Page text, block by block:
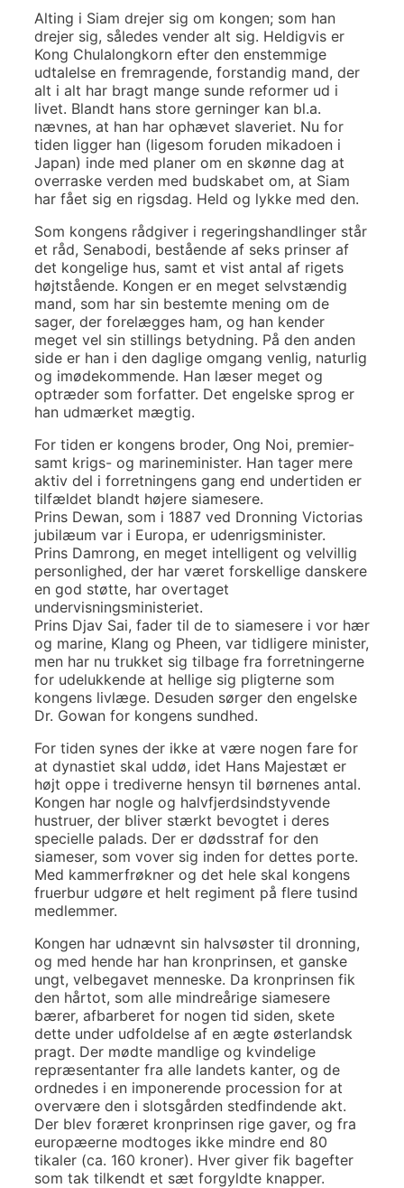
Alting i Siam drejer sig om kongen; som han
drejer sig, således vender alt sig. Heldigvis er
Kong Chulalongkorn efter den enstemmige
udtalelse en fremragende, forstandig mand, der
alt i alt har bragt mange sunde reformer ud i
livet. Blandt hans store gerninger kan bl.a.
nævnes, at han har ophævet slaveriet. Nu for
tiden ligger han (ligesom foruden mikadoen i
Japan) inde med planer om en skønne dag at
overraske verden med budskabet om, at Siam
har fået sig en rigsdag. Held og lykke med den.
Som kongens rådgiver i regeringshandlinger står
et råd, Senabodi, bestående af seks prinser af
det kongelige hus, samt et vist antal af rigets
højtstående. Kongen er en meget selvstændig
mand, som har sin bestemte mening om de
sager, der forelægges ham, og han kender
meget vel sin stillings betydning. På den anden
side er han i den daglige omgang venlig, naturlig
og imødekommende. Han læser meget og
optræder som forfatter. Det engelske sprog er
han udmærket mægtig.
For tiden er kongens broder, Ong Noi, premier-
samt krigs- og marineminister. Han tager mere
aktiv del i forretningens gang end undertiden er
tilfældet blandt højere siamesere.
Prins Dewan, som i 1887 ved Dronning Victorias
jubilæum var i Europa, er udenrigsminister.
Prins Damrong, en meget intelligent og velvillig
personlighed, der har været forskellige danskere
en god støtte, har overtaget
undervisningsministeriet.
Prins Djav Sai, fader til de to siamesere i vor hær
og marine, Klang og Pheen, var tidligere minister,
men har nu trukket sig tilbage fra forretningerne
for udelukkende at hellige sig pligterne som
kongens livlæge. Desuden sørger den engelske
Dr. Gowan for kongens sundhed.
For tiden synes der ikke at være nogen fare for
at dynastiet skal uddø, idet Hans Majestæt er
højt oppe i trediverne hensyn til børnenes antal.
Kongen har nogle og halvfjerdsindstyvende
hustruer, der bliver stærkt bevogtet i deres
specielle palads. Der er dødsstraf for den
siameser, som vover sig inden for dettes porte.
Med kammerfrøkner og det hele skal kongens
fruerbur udgøre et helt regiment på flere tusind
medlemmer.
Kongen har udnævnt sin halvsøster til dronning,
og med hende har han kronprinsen, et ganske
ungt, velbegavet menneske. Da kronprinsen fik
den hårtot, som alle mindreårige siamesere
bærer, afbarberet for nogen tid siden, skete
dette under udfoldelse af en ægte østerlandsk
pragt. Der mødte mandlige og kvindelige
repræsentanter fra alle landets kanter, og de
ordnedes i en imponerende procession for at
overvære den i slotsgården stedfindende akt.
Der blev foræret kronprinsen rige gaver, og fra
europæerne modtoges ikke mindre end 80
tikaler (ca. 160 kroner). Hver giver fik bagefter
som tak tilkendt et sæt forgyldte knapper.